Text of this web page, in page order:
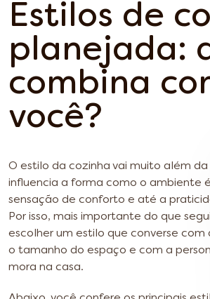
Estilos de
planejada:
combina
você?
O estilo da cozinha vai muito além
influencia a forma como o ambiente
sensação de conforto e até a
Por isso, mais importante do que
escolher um estilo que converse com
o tamanho do espaço e com a
mora na casa.